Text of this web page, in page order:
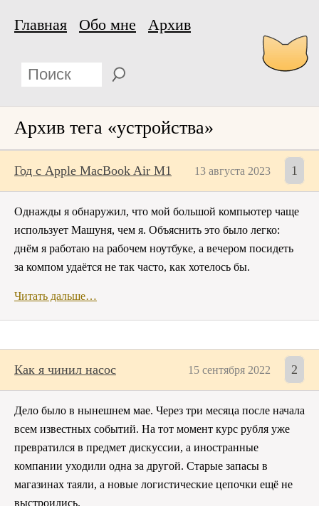
Главная Обо мне Архив
Архив тега «устройства»
13 августа 2023 1
Год с Apple MacBook Air M1
Однажды я обнаружил, что мой большой компьютер чаще
использует Машуня, чем я. Объяснить это было легко:
днём я работаю на рабочем ноутбуке, а вечером посидеть
за компом удаётся не так часто, как хотелось бы.
Читать дальше…
15 сентября 2022 2
Как я чинил насос
Дело было в нынешнем мае. Через три месяца после начала
всем известных событий. На тот момент курс рубля уже
превратился в предмет дискуссии, а иностранные
компании уходили одна за другой. Старые запасы в
магазинах таяли, а новые логистические цепочки ещё не
выстроились.